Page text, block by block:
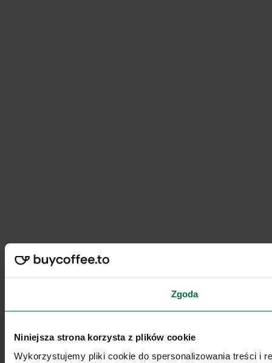
Zgoda
Niniejsza strona korzysta z plików cookie
Wykorzystujemy pliki cookie do spersonalizowania treści i